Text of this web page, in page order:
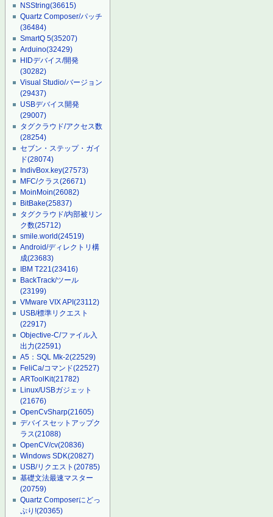
NSString(36615)
Quartz Composer/パッチ
(36484)
SmartQ 5(35207)
Arduino(32429)
HIDデバイス/開発
(30282)
Visual Studio/バージョン
(29437)
USBデバイス開発
(29007)
タグクラウド/アクセス数
(28254)
セブン・ステップ・ガイ
ド(28074)
IndivBox.key(27573)
MFC/クラス(26671)
MoinMoin(26082)
BitBake(25837)
タグクラウド/内部被リン
ク数(25712)
smile.world(24519)
Android/ディレクトリ構
成(23683)
IBM T221(23416)
BackTrack/ツール
(23199)
VMware VIX API(23112)
USB/標準リクエスト
(22917)
Objective-C/ファイル入
出力(22591)
A5：SQL Mk-2(22529)
FeliCa/コマンド(22527)
ARToolKit(21782)
Linux/USBガジェット
(21676)
OpenCvSharp(21605)
デバイスセットアップク
ラス(21088)
OpenCV/cv(20836)
Windows SDK(20827)
USB/リクエスト(20785)
基礎文法最速マスター
(20759)
Quartz Composerにどっ
ぷり!(20365)